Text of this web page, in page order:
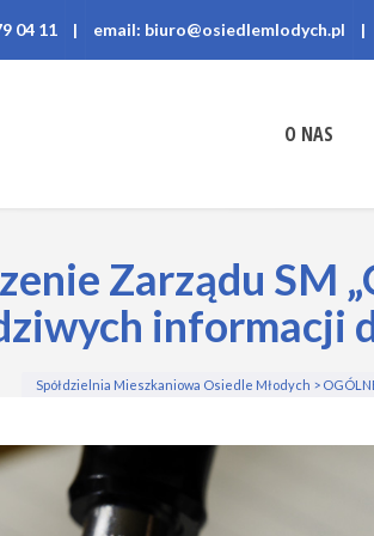
04 11 | email: biuro@osiedlemlodych.pl |
O NAS
Zarządu SM
informacji
Spółdzielnia Mieszkaniowa Osiedle Młodych >